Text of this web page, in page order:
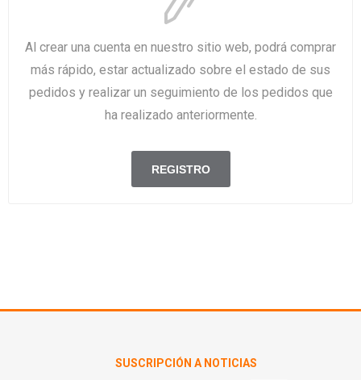
Al crear una cuenta en nuestro sitio web, podrá comprar
más rápido, estar actualizado sobre el estado de sus
pedidos y realizar un seguimiento de los pedidos que
ha realizado anteriormente.
SUSCRIPCIÓN A NOTICIAS